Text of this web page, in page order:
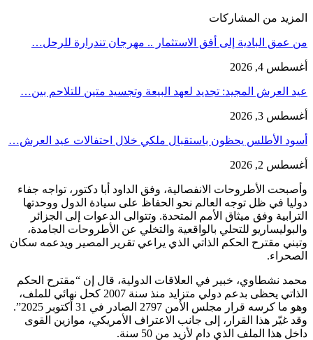
المزيد من المشاركات
من عمق البادية إلى أفق الاستثمار .. مهرجان تندرارة للرحل…
أغسطس 4, 2026
عيد العرش المجيد: تجديد لعهد البيعة وتجسيد متين للتلاحم بين…
أغسطس 3, 2026
أسود الأطلس يحظون باستقبال ملكي خلال احتفالات عيد العرش…
أغسطس 2, 2026
وأصبحت الأطروحات الانفصالية، وفق الداود أبا دكتور، تواجه جفاء
دوليا في ظل توجه العالم نحو الحفاظ على سيادة الدول ووحدتها
الترابية وفق ميثاق الأمم المتحدة. وتتوالى الدعوات إلى الجزائر
والبوليساريو للتحلي بالواقعية والتخلي عن الأطروحات الجامدة،
وتبني مقترح الحكم الذاتي الذي يراعي تقرير المصير ويدعمه سكان
الصحراء.
محمد نشطاوي، خبير في العلاقات الدولية، قال إن “مقترح الحكم
الذاتي يحظى بدعم دولي متزايد منذ سنة 2007 كحل نهائي للملف،
وهو ما كرسه قرار مجلس الأمن 2797 الصادر في 31 أكتوبر 2025”.
وقد غيّر هذا القرار، إلى جانب الاعتراف الأمريكي، موازين القوى
داخل هذا الملف الذي دام لأزيد من 50 سنة.